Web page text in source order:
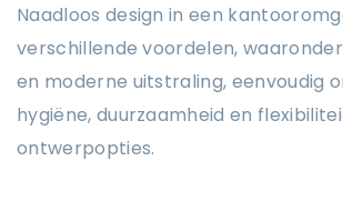
Naadloos design in een
verschillende voordelen,
en moderne uitstraling, eenvoudig
hygiëne, duurzaamheid en
ontwerpopties.